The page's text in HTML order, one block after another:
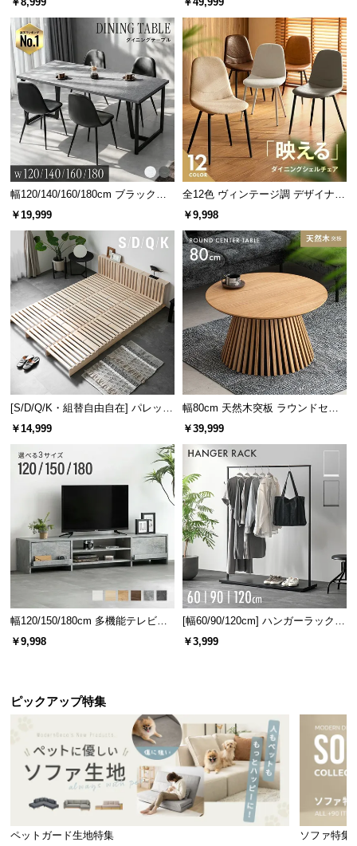
ホルムアルデヒド含有量検査を実施
乳幼児用製品の基準値である0.05を下回り、小さな
お子様のいるご家庭でも安心してご使用いただける
品質を実現しました。
ホルムアルデヒド含有量 未検出
お子様やペットも安心して使えます！
広範囲に敷けて継ぎ目が目立ちにくい！カーペット
のように敷くだけで設置でき、女性でも簡単です。
グ 天然木フレーム 北欧
幅120/140/160/180cm ブラックフ
レーム ダイニング 大理石調 4人掛
￥19,999
全12色 ヴィンテージ調 デザイナー
ズシェルチェア
￥9,998
[S/D/Q/K・組替自由自在] パレット
ベッド 8/12/16枚セット
￥14,999
幅80cm 天然木突板 ラウンドセン
ターテーブル 美しい格子デザイン
￥39,999
幅120/150/180cm 多機能テレビボ
ード 木目/石目調 オープン収納・
￥9,998
[幅60/90/120cm] ハンガーラック
スチール 4段階高さ調節 サイドフ
￥3,999
ピックアップ特集
ペットガード生地特集 ソファ特集